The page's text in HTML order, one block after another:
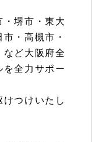
・堺市・東大
・高槻市・
など大阪府全
を全力サポー
けつけいたし